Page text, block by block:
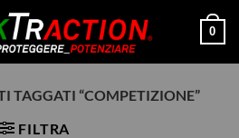
0
TAGGATI “COMPETIZIONE”
FILTRA